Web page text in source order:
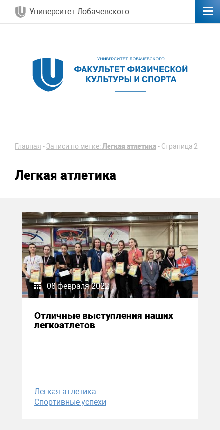
Университет Лобачевского
Главная -Записи по метке: Легкая атлетика- Страница 2
Легкая атлетика
08 февраля 2022
Отличные выступления наших
легкоатлетов
Легкая атлетика
Спортивные успехи